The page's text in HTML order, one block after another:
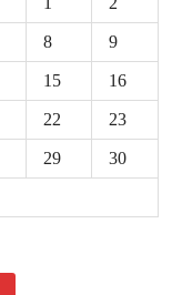
8 9
15 16
22 23
29 30